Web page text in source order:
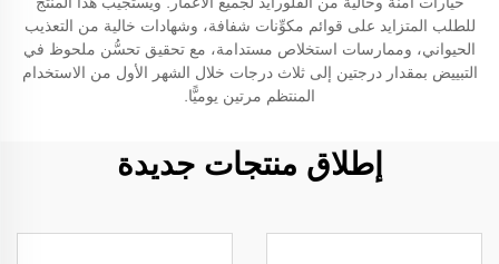
للطلب المتزايد على قوائم مكوِّنات شفافة، وشهادات خالية من التعذيب
الحيواني، وممارسات استخلاص مستدامة، مع تحقيق تحسُّن ملحوظ في
التبييض بمقدار درجتين إلى ثلاث درجات خلال الشهر الأول من الاستخدام
المنتظم مرتين يوميًّا.
إطلاق منتجات جديدة